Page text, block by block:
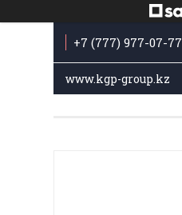
+7 (777) 977-07-77
www.kgp-group.kz